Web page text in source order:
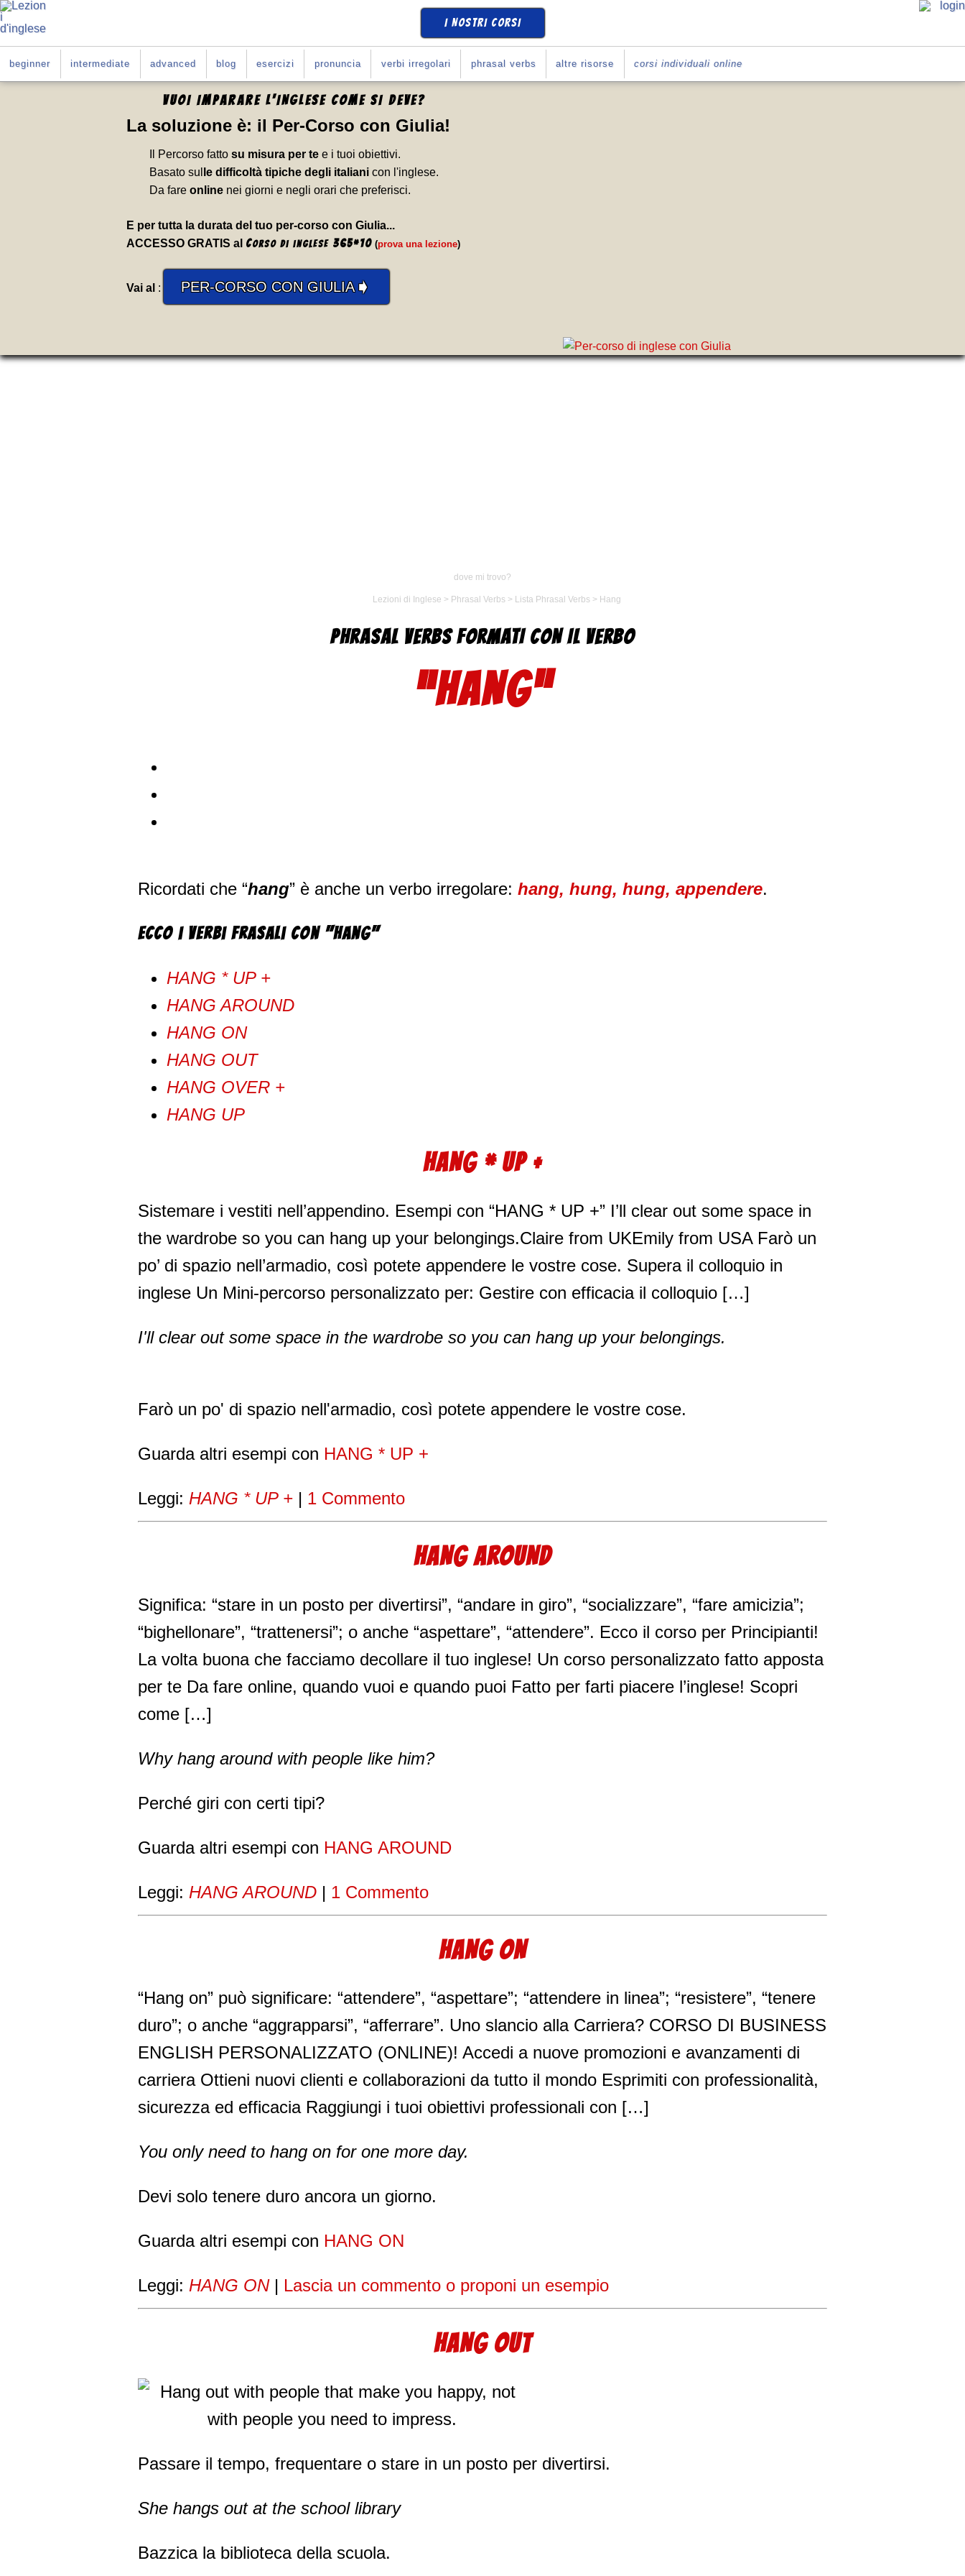
I NOSTRI CORSI
beginner intermediate advanced blog esercizi pronuncia verbi irregolari phrasal verbs altre risorse corsi individuali online
VUOI IMPARARE L'INGLESE COME SI DEVE?
La soluzione è: il Per-Corso con Giulia!
Il Percorso fatto su misura per te e i tuoi obiettivi.
Basato sul le difficoltà tipiche degli italiani con l'inglese.
Da fare online nei giorni e negli orari che preferisci.
E per tutta la durata del tuo per-corso con Giulia...
ACCESSO GRATIS al Corso di inglese 365*10 (prova una lezione)
Vai al : PER-CORSO CON GIULIA➧
dove mi trovo?
Lezioni di Inglese > Phrasal Verbs > Lista Phrasal Verbs > Hang
PHRASAL VERBS FORMATI CON IL VERBO
“HANG”
Ricordati che “hang” è anche un verbo irregolare: hang, hung, hung, appendere.
Ecco i verbi frasali con "Hang"
HANG * UP +
HANG AROUND
HANG ON
HANG OUT
HANG OVER +
HANG UP
HANG * UP +
Sistemare i vestiti nell’appendino. Esempi con “HANG * UP +” I’ll clear out some space in
the wardrobe so you can hang up your belongings.Claire from UKEmily from USA Farò un
po’ di spazio nell’armadio, così potete appendere le vostre cose. Supera il colloquio in
inglese Un Mini-percorso personalizzato per: Gestire con efficacia il colloquio […]
I'll clear out some space in the wardrobe so you can hang up your belongings.
Farò un po' di spazio nell'armadio, così potete appendere le vostre cose.
Guarda altri esempi con HANG * UP +
Leggi: HANG * UP + | 1 Commento
HANG AROUND
Significa: “stare in un posto per divertirsi”, “andare in giro”, “socializzare”, “fare amicizia”;
“bighellonare”, “trattenersi”; o anche “aspettare”, “attendere”. Ecco il corso per Principianti!
La volta buona che facciamo decollare il tuo inglese! Un corso personalizzato fatto apposta
per te Da fare online, quando vuoi e quando puoi Fatto per farti piacere l’inglese! Scopri
come […]
Why hang around with people like him?
Perché giri con certi tipi?
Guarda altri esempi con HANG AROUND
Leggi: HANG AROUND | 1 Commento
HANG ON
“Hang on” può significare: “attendere”, “aspettare”; “attendere in linea”; “resistere”, “tenere
duro”; o anche “aggrapparsi”, “afferrare”. Uno slancio alla Carriera? CORSO DI BUSINESS
ENGLISH PERSONALIZZATO (ONLINE)! Accedi a nuove promozioni e avanzamenti di
carriera Ottieni nuovi clienti e collaborazioni da tutto il mondo Esprimiti con professionalità,
sicurezza ed efficacia Raggiungi i tuoi obiettivi professionali con […]
You only need to hang on for one more day.
Devi solo tenere duro ancora un giorno.
Guarda altri esempi con HANG ON
Leggi: HANG ON| Lascia un commento o proponi un esempio
HANG OUT
Passare il tempo, frequentare o stare in un posto per divertirsi.
She hangs out at the school library
Bazzica la biblioteca della scuola.